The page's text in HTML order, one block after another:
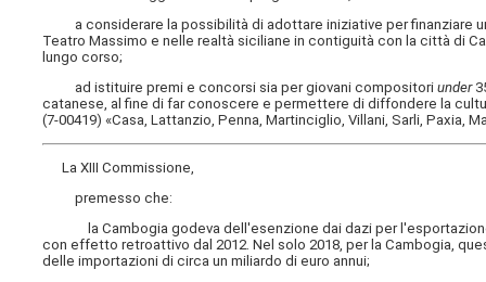
a considerare la possibilità di adottare iniziative per finanziare
Teatro Massimo e nelle realtà siciliane in contiguità con la città di
lungo corso;
ad istituire premi e concorsi sia per giovani compositoriunder
catanese, al fine di far conoscere e permettere di diffondere la
(7-00419) «Casa, Lattanzio, Penna, Martinciglio, Villani, Sarli, Paxia,
La XIII Commissione,
premesso che:
la Cambogia godeva dell'esenzione dai dazi per l'esportazione
con effetto retroattivo dal 2012. Nel solo 2018, per la Cambogia,
delle importazioni di circa un miliardo di euro annui;